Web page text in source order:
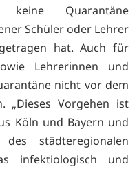
keine Quarantäne
Schüler oder Lehrer
hat. Auch für
Lehrerinnen und
nicht vor dem
„Dieses Vorgehen ist
Köln und Bayern und
städteregionalen
infektiologisch und